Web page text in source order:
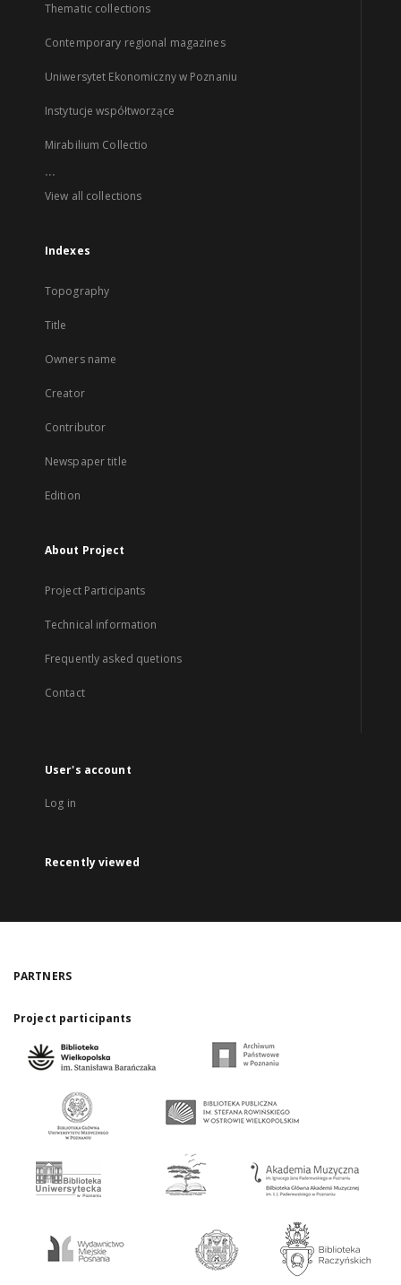
Thematic collections
Contemporary regional magazines
Uniwersytet Ekonomiczny w Poznaniu
Instytucje współtworzące
Mirabilium Collectio
...
View all collections
Indexes
Topography
Title
Owners name
Creator
Contributor
Newspaper title
Edition
About Project
Project Participants
Technical information
Frequently asked quetions
Contact
User's account
Log in
Recently viewed
PARTNERS
Project participants